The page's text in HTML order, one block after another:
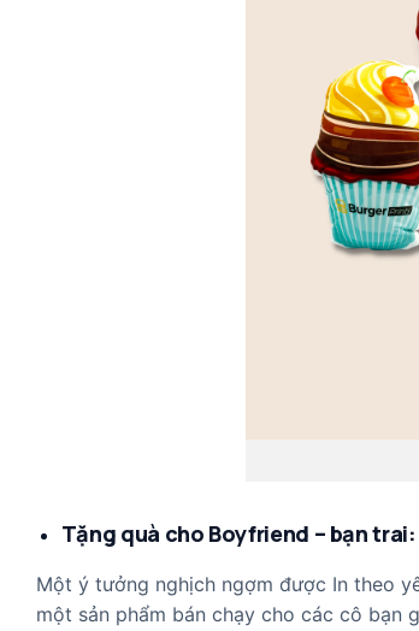
Tặng quà cho Boyfriend – bạn trai:
Một ý tưởng nghịch ngợm được In theo
một sản phẩm bán chạy cho các cô bạn